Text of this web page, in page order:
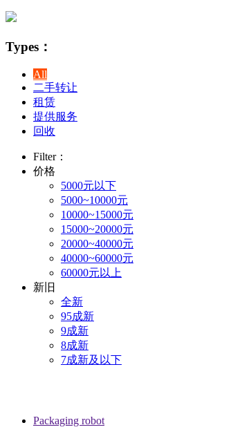
Types：
All
二手转让
租赁
提供服务
回收
Filter：
价格
5000元以下
5000~10000元
10000~15000元
15000~20000元
20000~40000元
40000~60000元
60000元以上
新旧
全新
95成新
9成新
8成新
7成新及以下
Packaging robot